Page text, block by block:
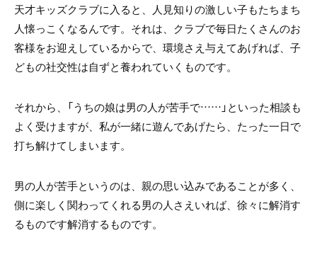
天才キッズクラブに入ると、人見知りの激しい子もたちまち
人懐っこくなるんです。それは、クラブで毎日たくさんのお
客様をお迎えしているからで、環境さえ与えてあげれば、子
どもの社交性は自ずと養われていくものです。
それから、「うちの娘は男の人が苦手で……」といった相談も
よく受けますが、私が一緒に遊んであげたら、たった一日で
打ち解けてしまいます。
男の人が苦手というのは、親の思い込みであることが多く、
側に楽しく関わってくれる男の人さえいれば、徐々に解消す
るものです解消するものです。